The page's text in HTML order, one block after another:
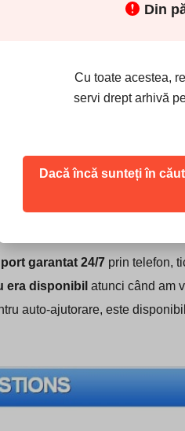
de la Radial Host au un
termen de doi ani (cu șase
de facturare trimestrială,
vă abonați pentru un an la
transfer bancar, card de
de 30 de zile
este
pentru a obține un
garantat 24/7 prin telefon,
era disponibil atunci când am
auto-ajutorare, este
Din
Cu toate acestea,
servi drept arhivă
Dacă încă sunteți în